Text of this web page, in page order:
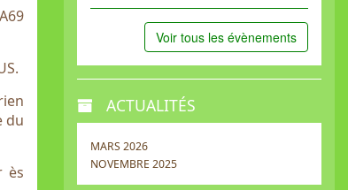
du
ès
Voir tous les évènements
ACTUALITÉS
MARS 2026
NOVEMBRE 2025